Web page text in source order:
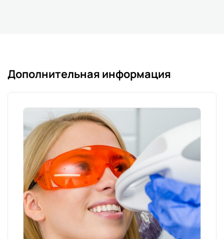
Дополнительная информация